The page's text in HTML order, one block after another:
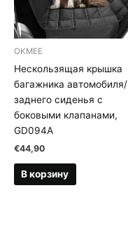
OKMEE
Нескользящая крышка
багажника автомобиля/
заднего сиденья с
боковыми клапанами,
GD094A
€44,90
В корзину